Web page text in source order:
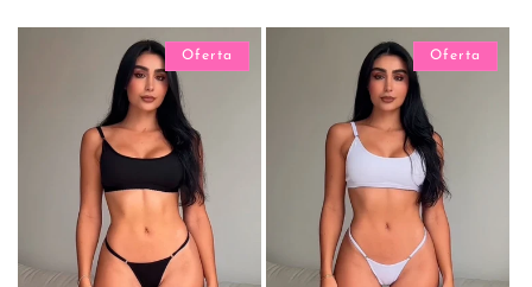
Oferta Oferta